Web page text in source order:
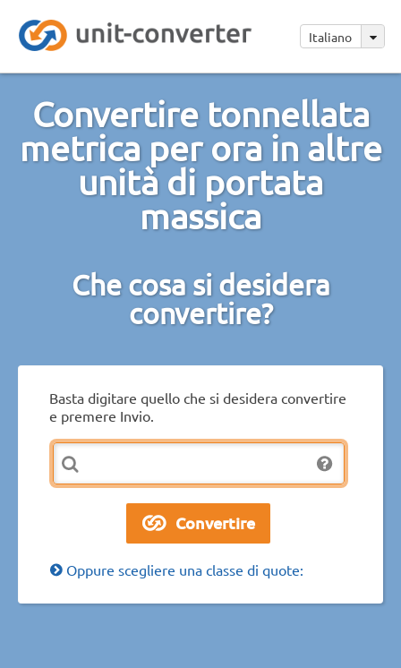
Italiano
Convertire tonnellata
metrica per ora in altre
unità di portata
massica
Che cosa si desidera
convertire?
Basta digitare quello che si desidera convertire
e premere Invio.
Oppure scegliere una classe di quote: